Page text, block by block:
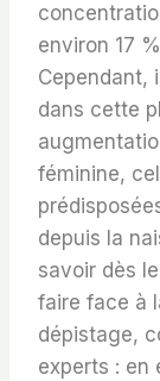
environ 17
Cependant,
dans cette
féminine,
depuis la
savoir dès
faire face à
dépistage,
experts : en